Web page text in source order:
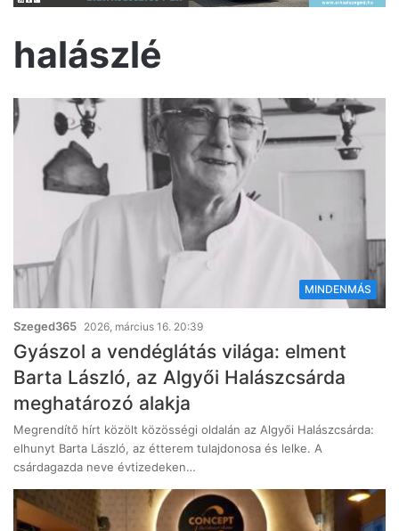
halászlé
MINDENMÁS
Szeged365 2026, március 16. 20:39
Gyászol a vendéglátás világa: elment
Barta László, az Algyői Halászcsárda
meghatározó alakja
Megrendítő hírt közölt közösségi oldalán az Algyői Halászcsárda:
elhunyt Barta László, az étterem tulajdonosa és lelke. A
csárdagazda neve évtizedeken…